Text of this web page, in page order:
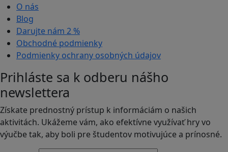
O nás
Blog
Darujte nám 2 %
Obchodné podmienky
Podmienky ochrany osobných údajov
Prihláste sa k odberu nášho
newslettera
Získate prednostný prístup k informáciám o našich
aktivitách. Ukážeme vám, ako efektívne využívať hry vo
výučbe tak, aby boli pre študentov motivujúce a prínosné.